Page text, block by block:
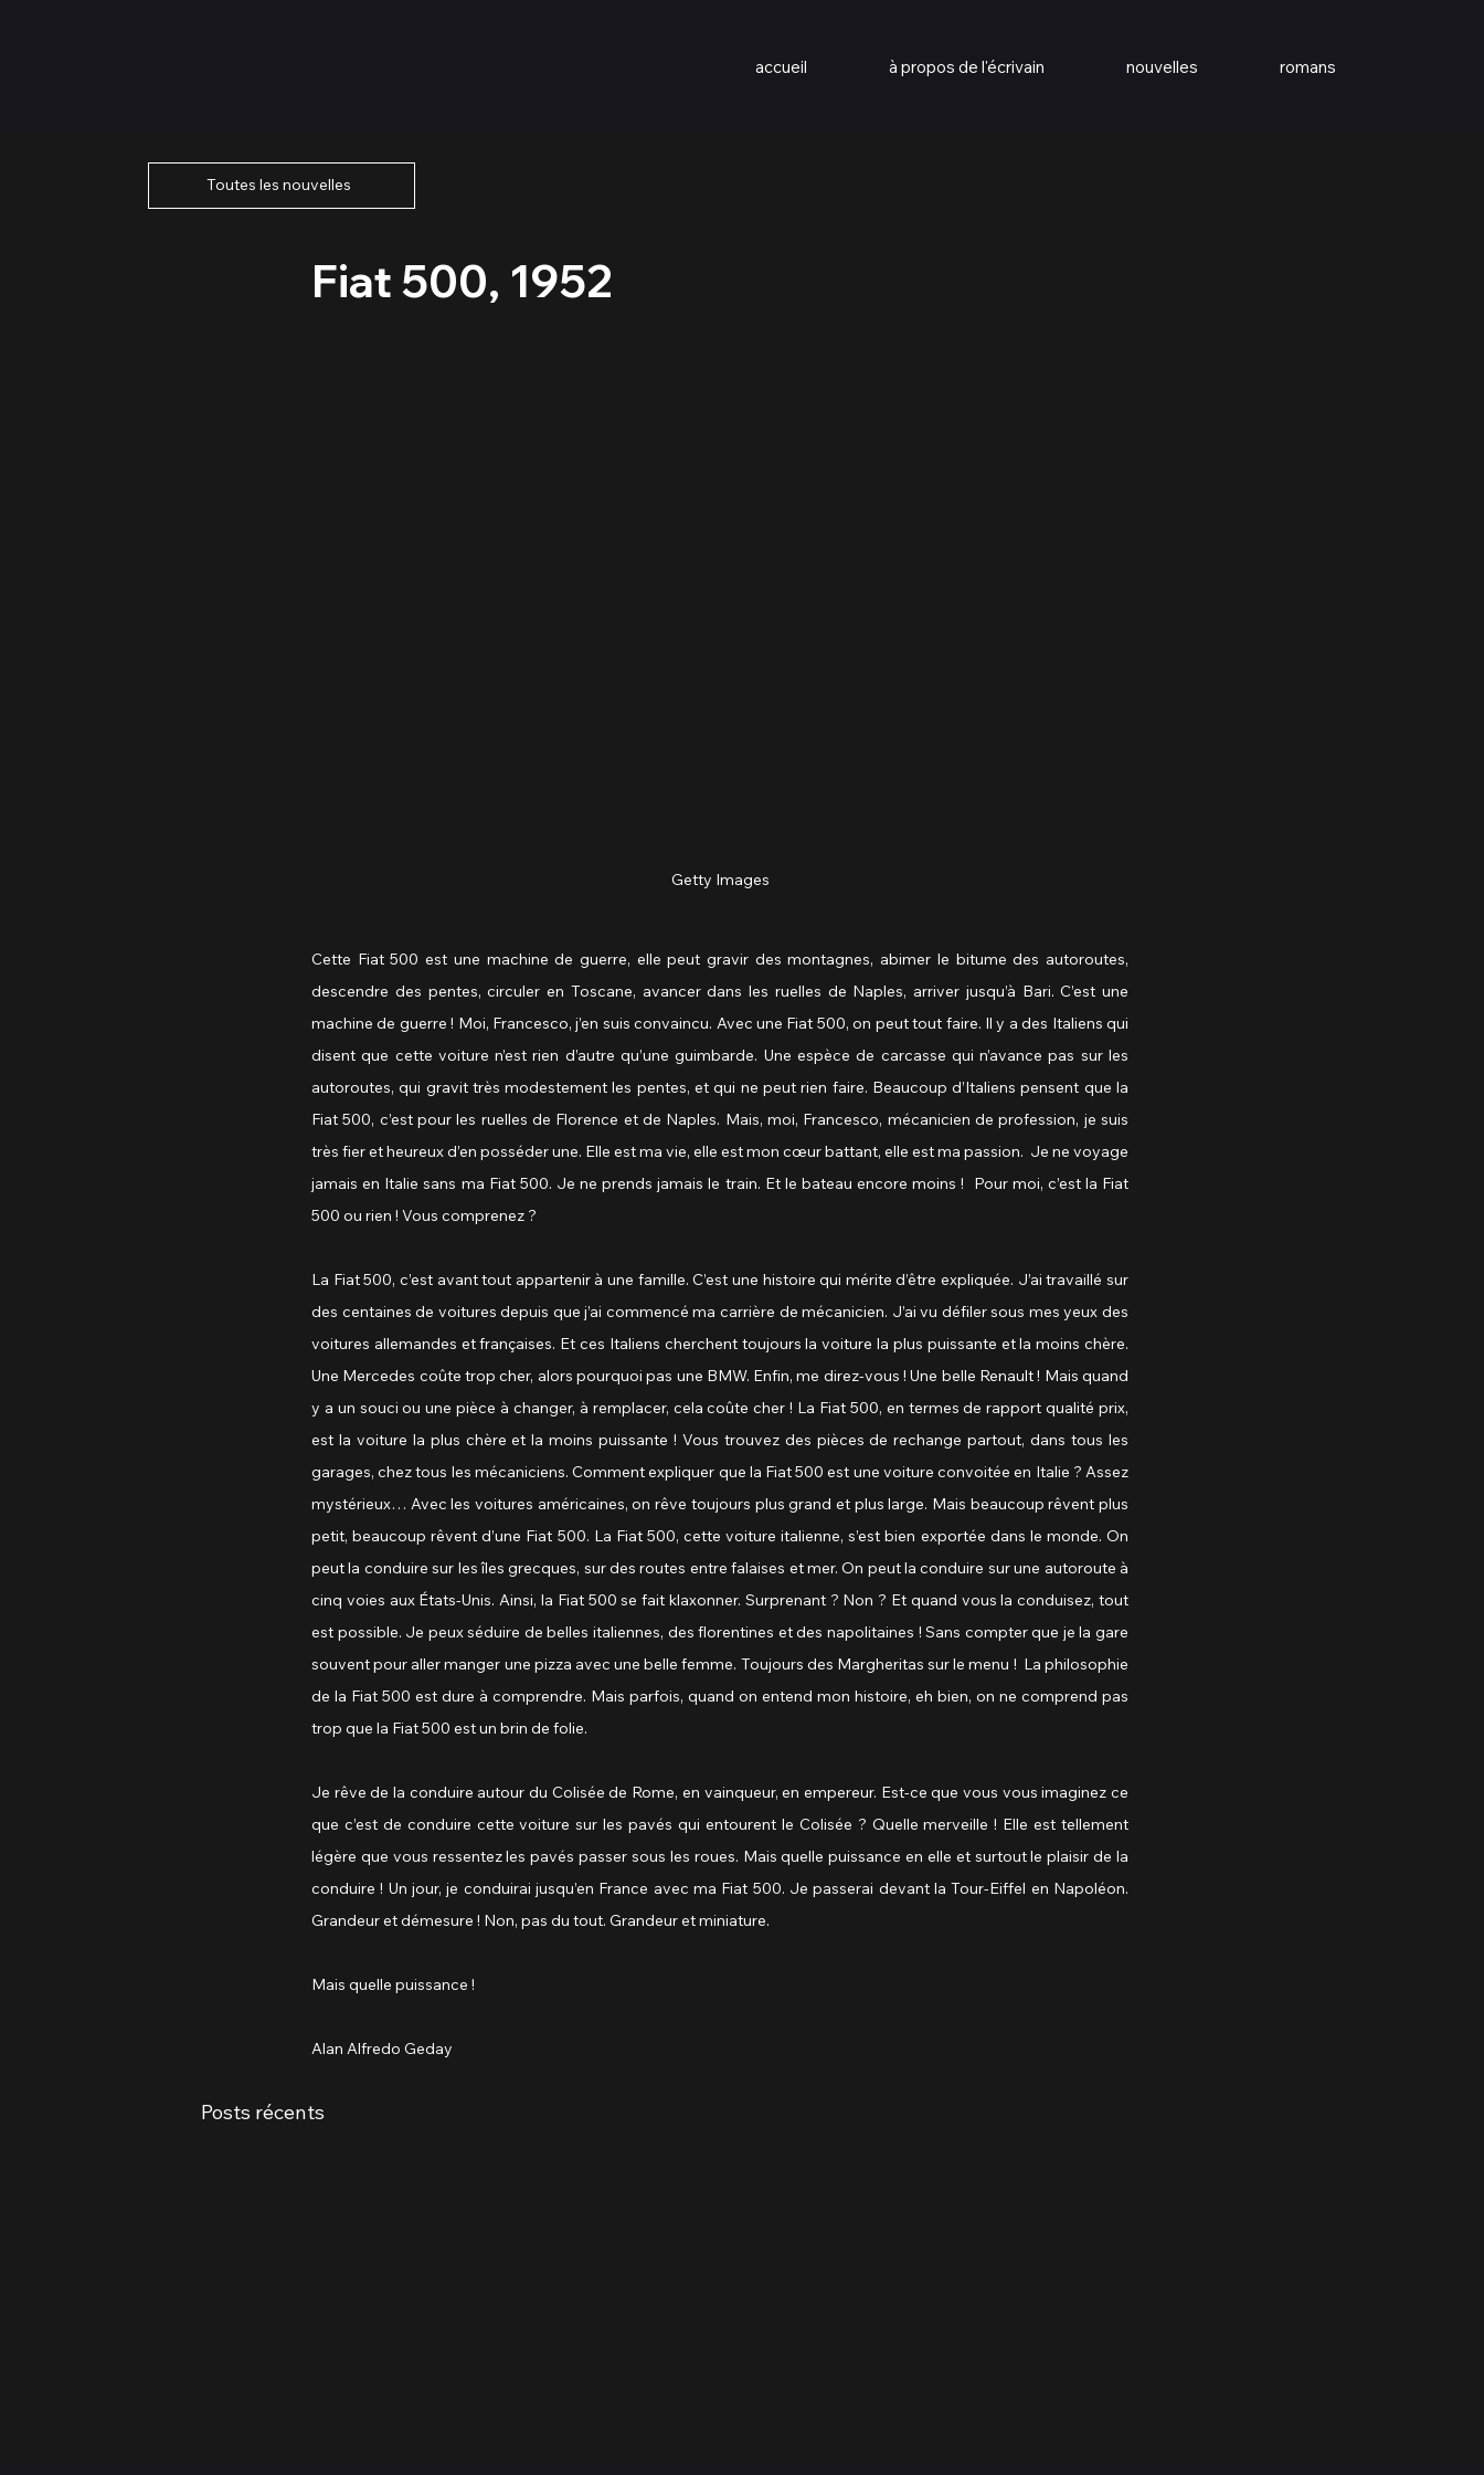
accueil à propos de l'écrivain nouvelles romans
Toutes les nouvelles
Fiat 500, 1952
Getty Images
Cette Fiat 500 est une machine de guerre, elle peut gravir des montagnes, abimer le bitume des autoroutes,
descendre des pentes, circuler en Toscane, avancer dans les ruelles de Naples, arriver jusqu’à Bari. C’est une
machine de guerre ! Moi, Francesco, j’en suis convaincu. Avec une Fiat 500, on peut tout faire. Il y a des Italiens qui
disent que cette voiture n’est rien d’autre qu’une guimbarde. Une espèce de carcasse qui n’avance pas sur les
autoroutes, qui gravit très modestement les pentes, et qui ne peut rien faire. Beaucoup d’Italiens pensent que la
Fiat 500, c’est pour les ruelles de Florence et de Naples. Mais, moi, Francesco, mécanicien de profession, je suis
très fier et heureux d’en posséder une. Elle est ma vie, elle est mon cœur battant, elle est ma passion.  Je ne voyage
jamais en Italie sans ma Fiat 500. Je ne prends jamais le train. Et le bateau encore moins !  Pour moi, c’est la Fiat
500 ou rien ! Vous comprenez ?
La Fiat 500, c’est avant tout appartenir à une famille. C’est une histoire qui mérite d’être expliquée. J’ai travaillé sur
des centaines de voitures depuis que j’ai commencé ma carrière de mécanicien. J’ai vu défiler sous mes yeux des
voitures allemandes et françaises. Et ces Italiens cherchent toujours la voiture la plus puissante et la moins chère.
Une Mercedes coûte trop cher, alors pourquoi pas une BMW. Enfin, me direz-vous ! Une belle Renault ! Mais quand
y a un souci ou une pièce à changer, à remplacer, cela coûte cher ! La Fiat 500, en termes de rapport qualité prix,
est la voiture la plus chère et la moins puissante ! Vous trouvez des pièces de rechange partout, dans tous les
garages, chez tous les mécaniciens. Comment expliquer que la Fiat 500 est une voiture convoitée en Italie ? Assez
mystérieux… Avec les voitures américaines, on rêve toujours plus grand et plus large. Mais beaucoup rêvent plus
petit, beaucoup rêvent d’une Fiat 500. La Fiat 500, cette voiture italienne, s’est bien exportée dans le monde. On
peut la conduire sur les îles grecques, sur des routes entre falaises et mer. On peut la conduire sur une autoroute à
cinq voies aux États-Unis. Ainsi, la Fiat 500 se fait klaxonner. Surprenant ? Non ? Et quand vous la conduisez, tout
est possible. Je peux séduire de belles italiennes, des florentines et des napolitaines ! Sans compter que je la gare
souvent pour aller manger une pizza avec une belle femme. Toujours des Margheritas sur le menu !  La philosophie
de la Fiat 500 est dure à comprendre. Mais parfois, quand on entend mon histoire, eh bien, on ne comprend pas
trop que la Fiat 500 est un brin de folie.
Je rêve de la conduire autour du Colisée de Rome, en vainqueur, en empereur. Est-ce que vous vous imaginez ce
que c’est de conduire cette voiture sur les pavés qui entourent le Colisée ? Quelle merveille ! Elle est tellement
légère que vous ressentez les pavés passer sous les roues. Mais quelle puissance en elle et surtout le plaisir de la
conduire ! Un jour, je conduirai jusqu’en France avec ma Fiat 500. Je passerai devant la Tour-Eiffel en Napoléon.
Grandeur et démesure ! Non, pas du tout. Grandeur et miniature.
Mais quelle puissance !
Alan Alfredo Geday
Posts récents